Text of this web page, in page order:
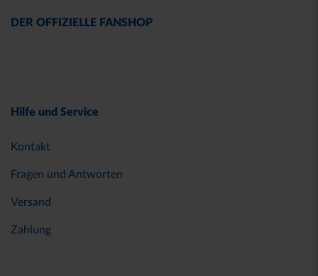
DER OFFIZIELLE FANSHOP
Hilfe und Service
Kontakt
Fragen und Antworten
Versand
Zahlung